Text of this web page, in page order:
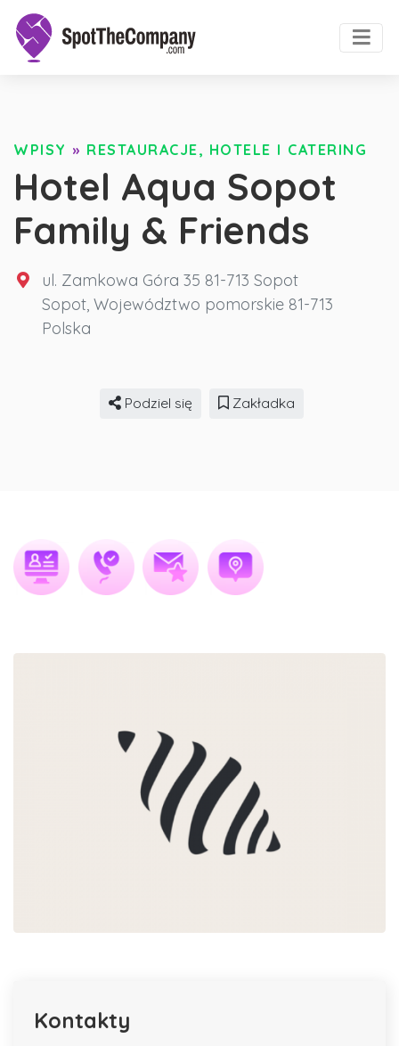
WPISY » RESTAURACJE, HOTELE I CATERING
Hotel Aqua Sopot
Family & Friends
ul. Zamkowa Góra 35 81-713 Sopot
Sopot, Województwo pomorskie 81-713
Polska
Podziel się Zakładka
Kontakty